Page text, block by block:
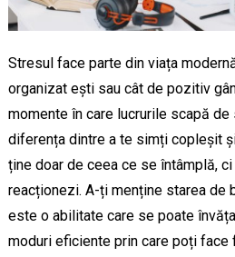
Stresul face parte din viața
organizat ești sau cât de pozitiv
momente în care lucrurile scapă de
diferența dintre a te simți copleșit
ține doar de ceea ce se întâmplă,
reacționezi. A-ți menține starea de
este o abilitate care se poate
moduri eficiente prin care poți